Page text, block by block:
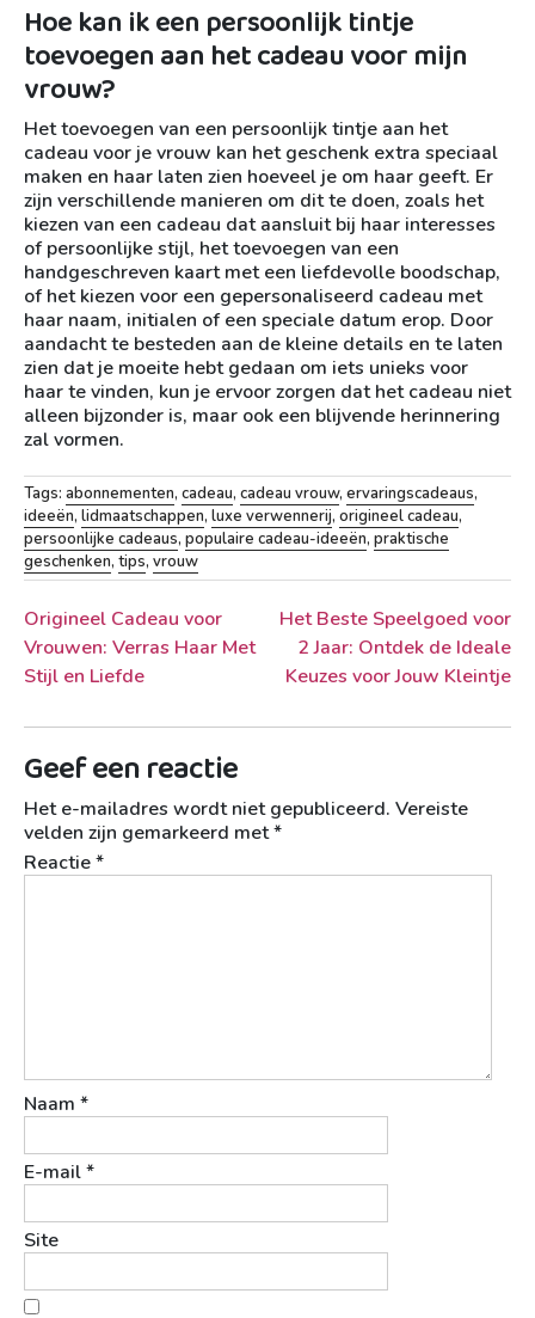
Hoe kan ik een persoonlijk tintje
toevoegen aan het cadeau voor mijn
vrouw?
Het toevoegen van een persoonlijk tintje aan het
cadeau voor je vrouw kan het geschenk extra speciaal
maken en haar laten zien hoeveel je om haar geeft. Er
zijn verschillende manieren om dit te doen, zoals het
kiezen van een cadeau dat aansluit bij haar interesses
of persoonlijke stijl, het toevoegen van een
handgeschreven kaart met een liefdevolle boodschap,
of het kiezen voor een gepersonaliseerd cadeau met
haar naam, initialen of een speciale datum erop. Door
aandacht te besteden aan de kleine details en te laten
zien dat je moeite hebt gedaan om iets unieks voor
haar te vinden, kun je ervoor zorgen dat het cadeau niet
alleen bijzonder is, maar ook een blijvende herinnering
zal vormen.
Tags: abonnementen, cadeau, cadeau vrouw, ervaringscadeaus,
ideeën, lidmaatschappen, luxe verwennerij, origineel cadeau,
persoonlijke cadeaus, populaire cadeau-ideeën, praktische
geschenken, tips, vrouw
Berichtnavigatie
Origineel Cadeau voor
Vrouwen: Verras Haar Met
Stijl en Liefde
Het Beste Speelgoed voor
2 Jaar: Ontdek de Ideale
Keuzes voor Jouw Kleintje
Geef een reactie
Het e-mailadres wordt niet gepubliceerd. Vereiste
velden zijn gemarkeerd met*
Reactie*
Naam *
E-mail*
Site